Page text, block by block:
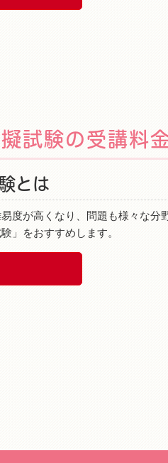
試験の受講料
とは
度が高くなり、問題も様々な分
」をおすすめします。